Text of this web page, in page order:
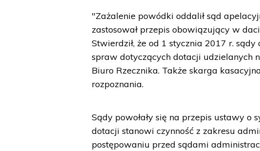
"Zażalenie powódki oddalił sąd
zastosował przepis obowiązujący w
Stwierdził, że od 1 stycznia 2017 r.
spraw dotyczących dotacji udzielanych
Biuro Rzecznika. Także skarga
rozpoznania.
Sądy powołały się na przepis ustawy
dotacji stanowi czynność z zakresu
postępowaniu przed sądami